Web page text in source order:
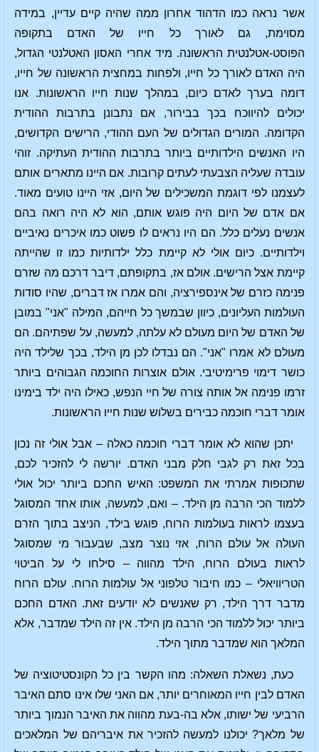
אשר נראה כמו הדהוד אחרון ממה שהיה קיים עדיין, במידה
מסוימת, גם לאורך כל חייו של האדם בתקופה
הפוסט-אטלנטית הראשונה. מיד אחרי האסון האטלנטי הגדול,
היה האדם לאורך כל חייו, ולפחות במחצית הראשונה של חייו,
דומה בערך לאדם כיום, במהלך שנות חייו הראשונות. אנו
יכולים להיווכח בכך בבירור, אם נתבונן בתרבות ההודית
הקדומה. המורים הגדולים של העם ההודי, הרישים הקדושים,
היו האנשים הילדותיים ביותר בתרבות ההודית העתיקה. זוהי
עובדה שעליה הצבעתי לעתים קרובות. אם היינו מתארים אותם
לעצמנו לפי דוגמת המשכילים של היום, אזי היינו טועים מאוד.
אם אדם של היום היה פוגש אותם, הוא לא היה רואה בהם
אנשים נעלים כלל. הם היו נראים לו פשוט כמו איכרים נאיביים
וילדותיים. כיום אולי לא קיימת כלל ילדותיות כמו זו שהייתה
קיימת אצל הרישים. אולם אז, בתקופתם, דיבר דרכם מה שזרם
פנימה כזרם של אינספירציה, והם אמרו אז דברים, שהיו סודות
העולמות העליונים, כיוון שבמשך כל חייהם, המילה "אני" במובן
של האדם של היום מעולם לא עלתה, למעשה, על שפתיהם. הם
מעולם לא אמרו "אני". הם נבדלו לכן מן הילד, בכך שלילד היה
כושר דימוי פרימיטיבי. אולם אוצרות החוכמה הגבוהים ביותר
זרמו פנימה אל אותה צורה של חיי הנפש, כאילו היה ילד בימינו
אומר דברי חוכמה כבירים בשלוש שנות חייו הראשונות.
יתכן שהוא לא אומר דברי חוכמה כאלה – אבל אולי זה נכון
בכל זאת רק לגבי חלק מבני האדם. יורשה לי להזכיר לכם,
שתכופות אמרתי את המשפט: האיש החכם ביותר יכול אולי
ללמוד הכי הרבה מן הילד. – ואם, למעשה, אותו אחד המסוגל
בעצמו לראות בעולמות הרוח, פוגש בילד, הניצב בתוך הזרם
העולה אל עולם הרוח, אזי נוצר מצב, שבעבור מי שמסוגל
לראות בעולם הרוח, הילד מהווה – סילחו לי על הביטוי
הטריוויאלי – כמו חיבור טלפוני אל עולמות הרוח. עולם הרוח
מדבר דרך הילד, רק שאנשים לא יודעים זאת. האדם החכם
ביותר יכול ללמוד הכי הרבה מן הילד. אין זה הילד שמדבר, אלא
המלאך הוא שמדבר מתוך הילד.
כעת, נשאלת השאלה: מהו הקשר בין כל הקונסטיטוציה של
האדם לבין חייו המאוחרים יותר, אם האני שלו אינו סתם האיבר
הרביעי של ישותו, אלא בה-בעת מהווה את האיבר הנמוך ביותר
של מלאך? יכולנו למעשה להזכיר את איבריהם של המלאכים